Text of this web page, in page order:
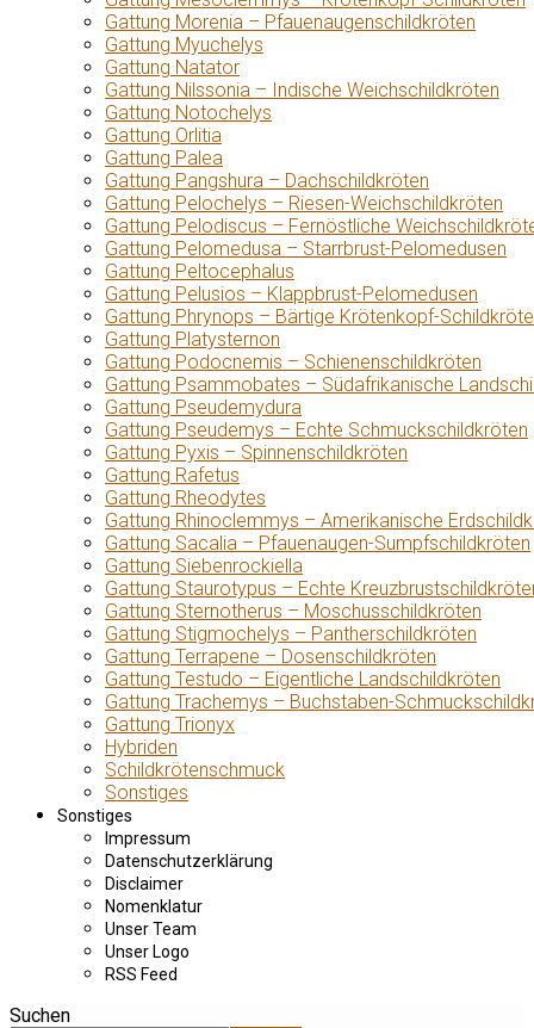
Gattung Morenia – Pfauenaugenschildkröten
Gattung Myuchelys
Gattung Natator
Gattung Nilssonia – Indische Weichschildkröten
Gattung Notochelys
Gattung Orlitia
Gattung Palea
Gattung Pangshura – Dachschildkröten
Gattung Pelochelys – Riesen-Weichschildkröten
Gattung Pelodiscus – Fernöstliche
Gattung Pelomedusa – Starrbrust-Pelomedusen
Gattung Peltocephalus
Gattung Pelusios – Klappbrust-Pelomedusen
Gattung Phrynops – Bärtige Krötenkopf-
Gattung Platysternon
Gattung Podocnemis – Schienenschildkröten
Gattung Psammobates – Südafrikanische
Gattung Pseudemydura
Gattung Pseudemys – Echte Schmuckschildkröten
Gattung Pyxis – Spinnenschildkröten
Gattung Rafetus
Gattung Rheodytes
Gattung Rhinoclemmys – Amerikanische
Gattung Sacalia – Pfauenaugen-Sumpfschildkröten
Gattung Siebenrockiella
Gattung Staurotypus – Echte
Gattung Sternotherus – Moschusschildkröten
Gattung Stigmochelys – Pantherschildkröten
Gattung Terrapene – Dosenschildkröten
Gattung Testudo – Eigentliche Landschildkröten
Gattung Trachemys – Buchstaben-
Gattung Trionyx
Hybriden
Schildkrötenschmuck
Sonstiges
Sonstiges
Impressum
Datenschutzerklärung
Disclaimer
Nomenklatur
Unser Team
Unser Logo
RSS Feed
Suchen